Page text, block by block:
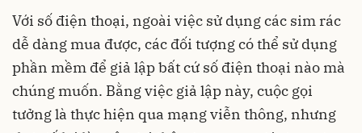
Với số điện thoại, ngoài việc sử dụng các sim rác
dễ dàng mua được, các đối tượng có thể sử dụng
phần mềm để giả lập bất cứ số điện thoại nào mà
chúng muốn. Bằng việc giả lập này, cuộc gọi
tưởng là thực hiện qua mạng viễn thông, nhưng